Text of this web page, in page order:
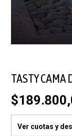
TASTY CAMA
Ver cuotas y